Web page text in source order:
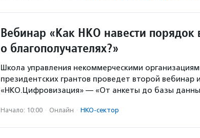
Вебинар «Как НКО навести порядок
о благополучателях?»
Школа управления некоммерческими
президентских грантов проведет второй вебинар
«НКО.Цифровизация» — «От анкеты до базы
Начало: 10:00 · Онлайн · НКО-сектор